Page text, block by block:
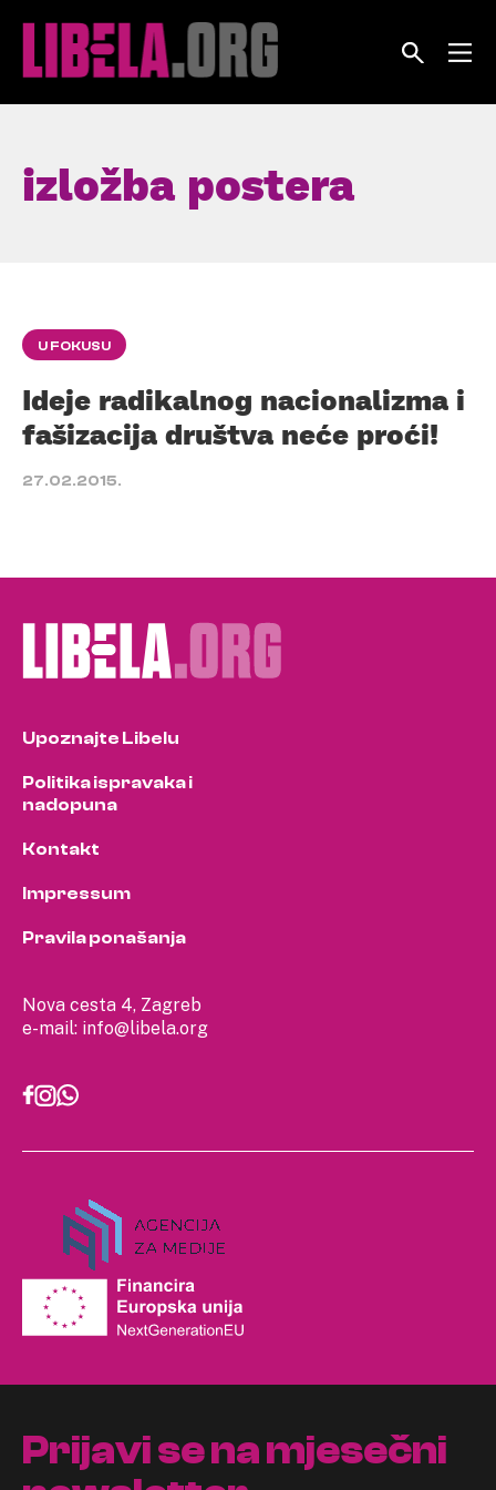
izložba postera
U FOKUSU
Ideje radikalnog nacionalizma i
fašizacija društva neće proći!
27.02.2015.
Nova cesta 4, Zagreb
e-mail: info@libela.org
Upoznajte Libelu
Politika ispravaka i
nadopuna
Kontakt
Impressum
Pravila ponašanja
Prijavi se na mjesečni